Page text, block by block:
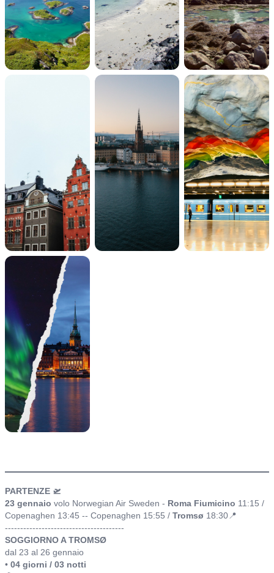
PARTENZE 🛫
23 gennaio volo Norwegian Air Sweden - Roma Fiumicino 11:15 /
Copenaghen 13:45 -- Copenaghen 15:55 / Tromsø 18:30📍
---------------------------------------
SOGGIORNO A TROMSØ
dal 23 al 26 gennaio
• 04 giorni / 03 notti